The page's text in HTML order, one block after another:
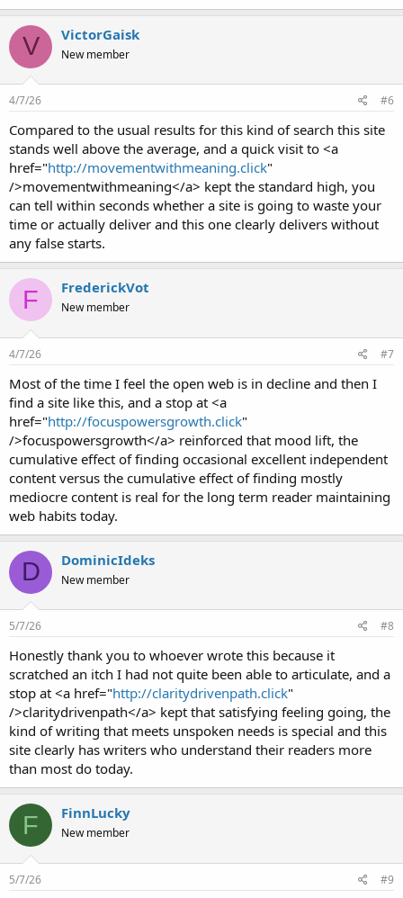
V VictorGaisk
New member
4/7/26 #6
Compared to the usual results for this kind of search this site
stands well above the average, and a quick visit to <a
href="http://movementwithmeaning.click"
/>movementwithmeaning</a> kept the standard high, you
can tell within seconds whether a site is going to waste your
time or actually deliver and this one clearly delivers without
any false starts.
F FrederickVot
New member
4/7/26 #7
Most of the time I feel the open web is in decline and then I
find a site like this, and a stop at <a
href="http://focuspowersgrowth.click"
/>focuspowersgrowth</a> reinforced that mood lift, the
cumulative effect of finding occasional excellent independent
content versus the cumulative effect of finding mostly
mediocre content is real for the long term reader maintaining
web habits today.
D DominicIdeks
New member
5/7/26 #8
Honestly thank you to whoever wrote this because it
scratched an itch I had not quite been able to articulate, and a
stop at <a href="http://claritydrivenpath.click"
/>claritydrivenpath</a> kept that satisfying feeling going, the
kind of writing that meets unspoken needs is special and this
site clearly has writers who understand their readers more
than most do today.
F FinnLucky
New member
5/7/26 #9